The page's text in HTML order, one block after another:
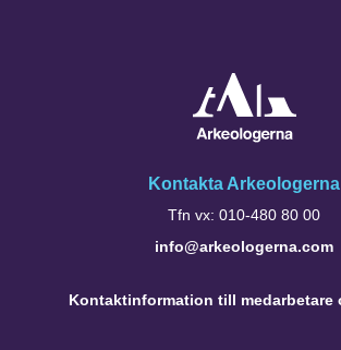
Kontakta Arkeologerna
Tfn vx: 010-480 80 00
info@arkeologerna.com
Kontaktinformation till medarbetare